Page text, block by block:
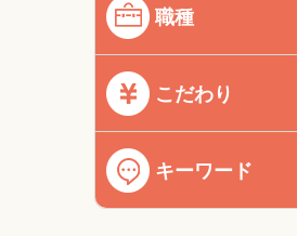
職種
こだわり
キーワード